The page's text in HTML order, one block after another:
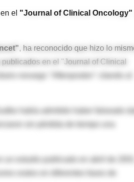
el "Journal of Clinical Oncology"
, ha reconocido que hizo lo
en el "Journal of Clinical
noruego "Aftenposten" citando al
había admitido haber falseado
sin pérdida de tiempo una
un estudio publicado en abril de
orales en diferentes fases de